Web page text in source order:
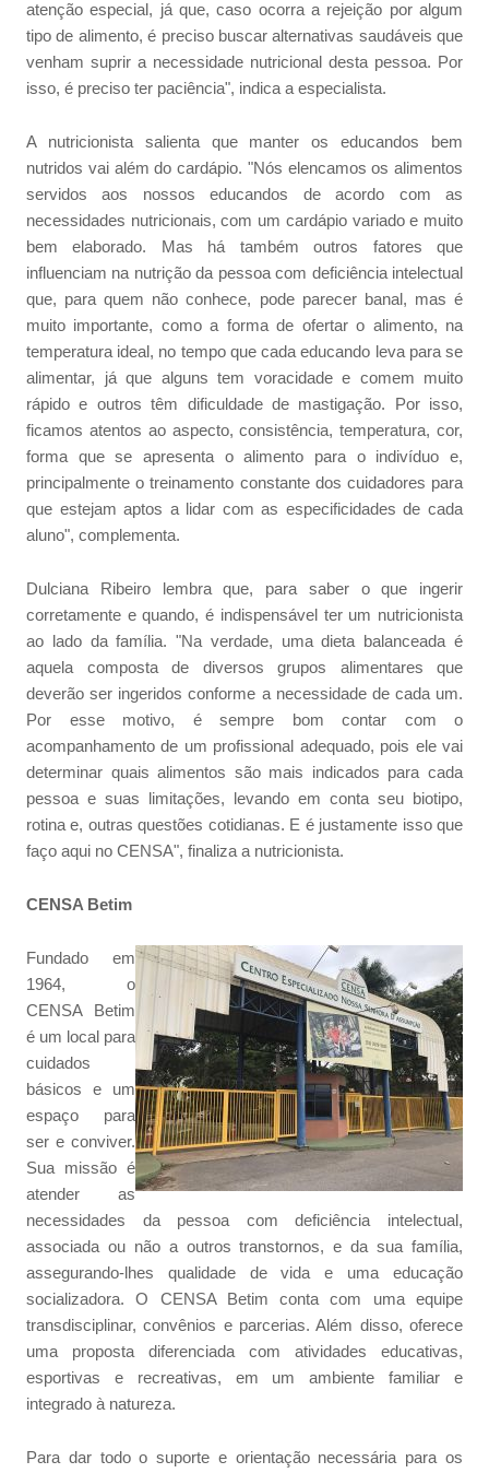
atenção especial, já que, caso ocorra a rejeição por algum
tipo de alimento, é preciso buscar alternativas saudáveis que
venham suprir a necessidade nutricional desta pessoa. Por
isso, é preciso ter paciência", indica a especialista.
A nutricionista salienta que manter os educandos bem
nutridos vai além do cardápio. "Nós elencamos os alimentos
servidos aos nossos educandos de acordo com as
necessidades nutricionais, com um cardápio variado e muito
bem elaborado. Mas há também outros fatores que
influenciam na nutrição da pessoa com deficiência intelectual
que, para quem não conhece, pode parecer banal, mas é
muito importante, como a forma de ofertar o alimento, na
temperatura ideal, no tempo que cada educando leva para se
alimentar, já que alguns tem voracidade e comem muito
rápido e outros têm dificuldade de mastigação. Por isso,
ficamos atentos ao aspecto, consistência, temperatura, cor,
forma que se apresenta o alimento para o indivíduo e,
principalmente o treinamento constante dos cuidadores para
que estejam aptos a lidar com as especificidades de cada
aluno", complementa.
Dulciana Ribeiro lembra que, para saber o que ingerir
corretamente e quando, é indispensável ter um nutricionista
ao lado da família. "Na verdade, uma dieta balanceada é
aquela composta de diversos grupos alimentares que
deverão ser ingeridos conforme a necessidade de cada um.
Por esse motivo, é sempre bom contar com o
acompanhamento de um profissional adequado, pois ele vai
determinar quais alimentos são mais indicados para cada
pessoa e suas limitações, levando em conta seu biotipo,
rotina e, outras questões cotidianas. E é justamente isso que
faço aqui no CENSA", finaliza a nutricionista.
CENSA Betim
Fundado em
1964, o
CENSA Betim
é um local para
cuidados
básicos e um
espaço para
ser e conviver.
Sua missão é
atender as
necessidades da pessoa com deficiência intelectual,
associada ou não a outros transtornos, e da sua família,
assegurando-lhes qualidade de vida e uma educação
socializadora. O CENSA Betim conta com uma equipe
transdisciplinar, convênios e parcerias. Além disso, oferece
uma proposta diferenciada com atividades educativas,
esportivas e recreativas, em um ambiente familiar e
integrado à natureza.
Para dar todo o suporte e orientação necessária para os